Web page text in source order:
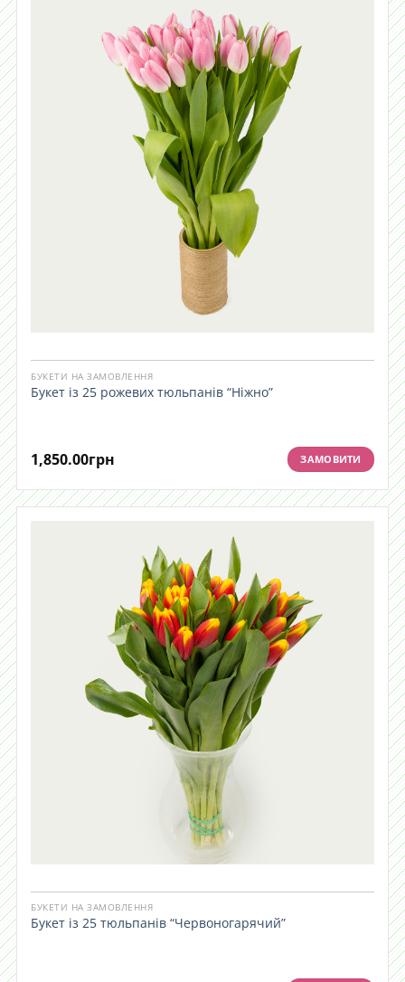
БУКЕТИ НА ЗАМОВЛЕННЯ
Букет із 25 рожевих тюльпанів “Ніжно”
1,850.00грн ЗАМОВИТИ
БУКЕТИ НА ЗАМОВЛЕННЯ
Букет із 25 тюльпанів “Червоногарячий”